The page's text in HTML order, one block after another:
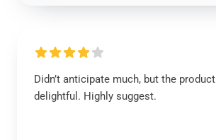
Didn’t anticipate much, but the
delightful. Highly suggest.